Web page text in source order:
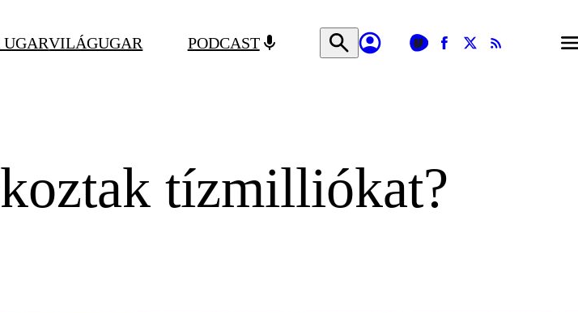
VILÁGUGAR PODCAST
tízmilliókat?